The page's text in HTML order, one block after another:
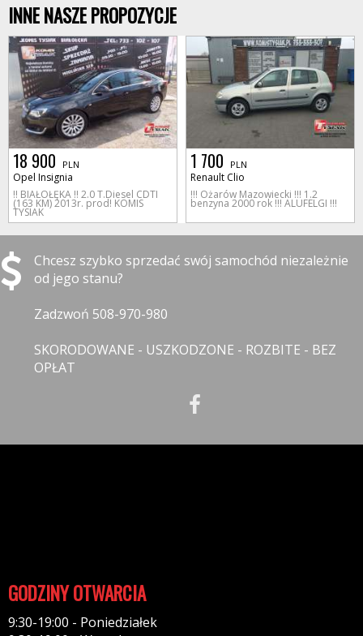
INNE NASZE PROPOZYCJE
18 900 PLN
Opel Insignia
!! BIAŁOŁĘKA !! 2.0 T.Diesel CDTI
(163 KM) 2013r. prod! KOMIS
TYSIAK
1 700 PLN
Renault Clio
!!! Ożarów Mazowiecki !!! 1.2
benzyna 2000 rok !!! ALUFELGI !!!
Chcesz szybko sprzedać swój samochód niezależnie
od jego stanu?
Zadzwoń 508-970-980
SKORODOWANE - USZKODZONE - ROZBITE - BEZ
OPŁAT
GODZINY OTWARCIA
9:30-19:00 - Poniedziałek